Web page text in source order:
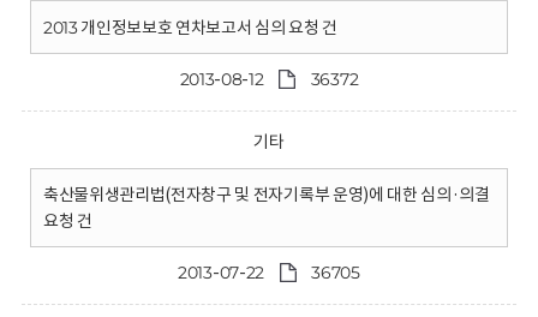
2013 개인정보보호 연차보고서 심의 요청 건
2013-08-12 36372
기타
축산물위생관리법(전자창구 및 전자기록부 운영)에 대한 심의·의결
요청 건
2013-07-22 36705